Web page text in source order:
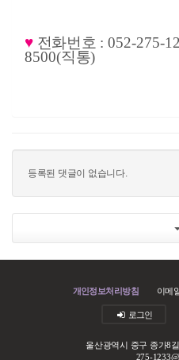
♥ 전화번호 : 052-275-
8500(직통)
등록된 댓글이 없습니다.
개인정보처리방침 이메
로그인
울산광역시 중구 종가8
275-